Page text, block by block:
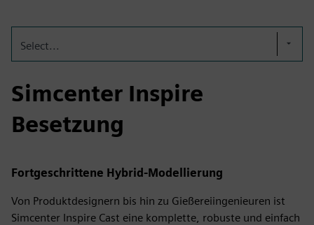
Select...
Simcenter Inspire
Besetzung
Fortgeschrittene Hybrid-Modellierung
Von Produktdesignern bis hin zu Gießereiingenieuren ist
Simcenter Inspire Cast eine komplette, robuste und einfach